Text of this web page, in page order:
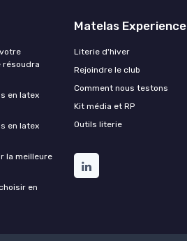
résoudra
en latex
en latex
la meilleure
en
Matelas Experience
Literie d'hiver
Rejoindre le club
Comment nous testons
Kit média et RP
Outils literie